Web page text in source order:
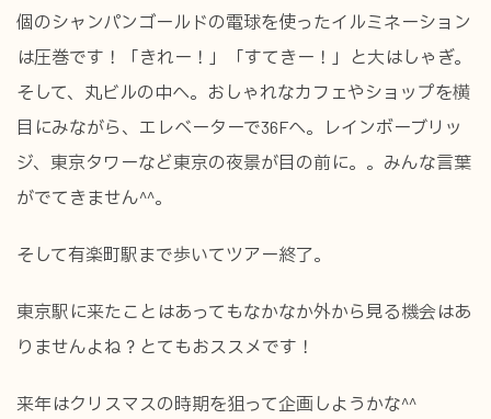
個のシャンパンゴールドの電球を使ったイルミネーション
は圧巻です！「きれー！」「すてきー！」と大はしゃぎ。
そして、丸ビルの中へ。おしゃれなカフェやショップを横
目にみながら、エレベーターで36Fへ。レインボーブリッ
ジ、東京タワーなど東京の夜景が目の前に。。みんな言葉
がでてきません^^。
そして有楽町駅まで歩いてツアー終了。
東京駅に来たことはあってもなかなか外から見る機会はあ
りませんよね？とてもおススメです！
来年はクリスマスの時期を狙って企画しようかな^^